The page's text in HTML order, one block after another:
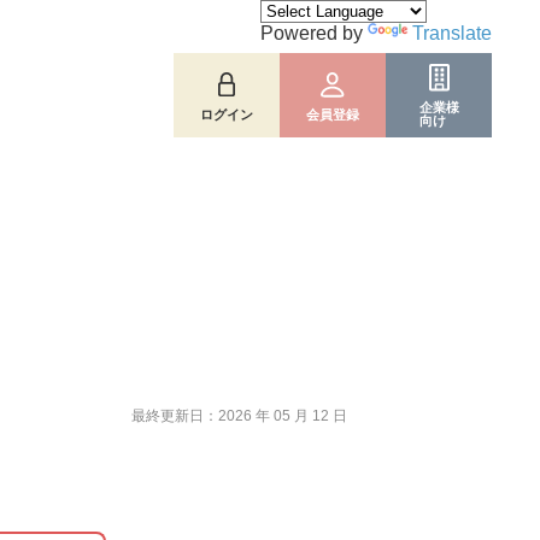
ログイン 会員登録
企業様
向け
Powered by Translate
最終更新日：2026 年 05 月 12 日